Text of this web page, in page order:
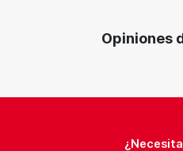
Opiniones